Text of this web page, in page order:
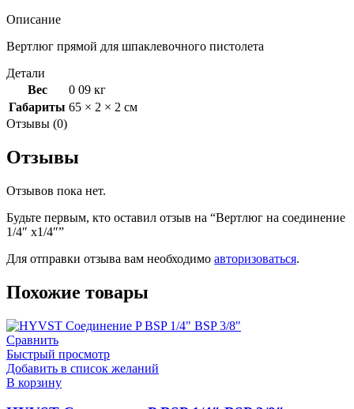
Описание
Вертлюг прямой для шпаклевочного пистолета
Детали
Вес
0 09 кг
Габариты 65 × 2 × 2 см
Отзывы (0)
Отзывы
Отзывов пока нет.
Будьте первым, кто оставил отзыв на “Вертлюг на соединение
1/4″ x1/4″”
Для отправки отзыва вам необходимо авторизоваться.
Похожие товары
Сравнить
Быстрый просмотр
Добавить в список желаний
В корзину